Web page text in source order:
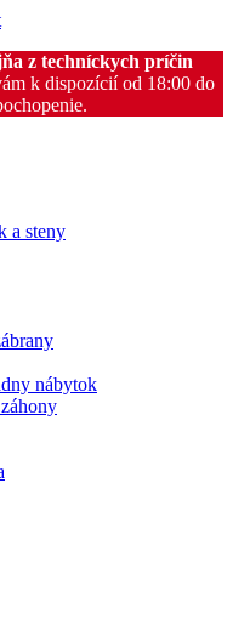
z techníckych príčin
k dispozícií od 18:00 do
a steny
nábytok